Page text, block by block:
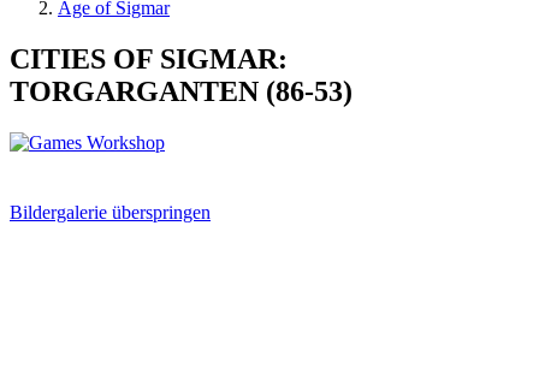
Age of Sigmar
CITIES OF SIGMAR:
TORGARGANTEN (86-53)
Bildergalerie überspringen